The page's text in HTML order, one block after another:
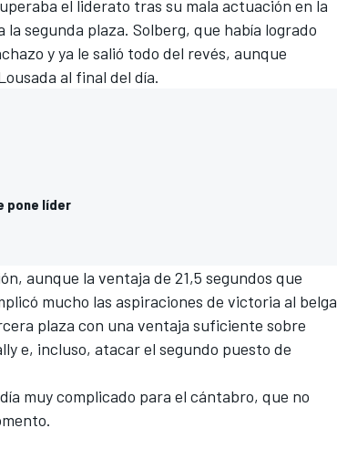
el liderato tras su mala actuación en la
segunda plaza. Solberg, que había logrado
y ya le salió todo del revés, aunque
al final del día.
pone líder
aunque la ventaja de 21,5 segundos que
mucho las aspiraciones de victoria al belga
plaza con una ventaja suficiente sobre
e, incluso, atacar el segundo puesto de
muy complicado para el cántabro, que no